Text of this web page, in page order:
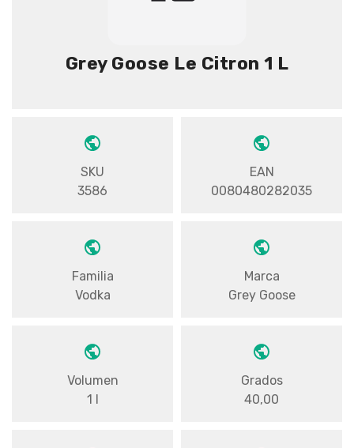
Grey Goose Le Citron 1 L
SKU
3586
EAN
0080480282035
Familia
Vodka
Marca
Grey Goose
Volumen
1 l
Grados
40,00